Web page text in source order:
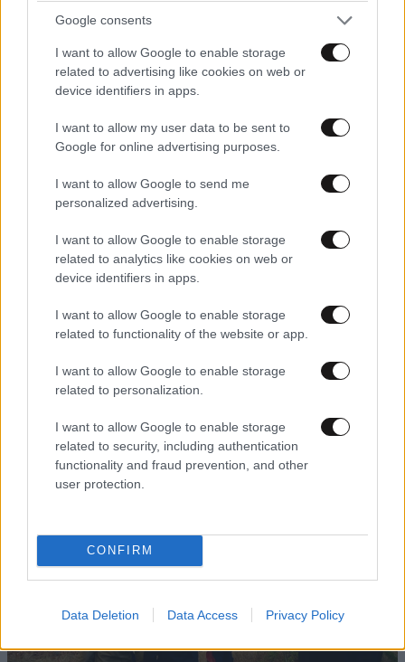
Google consents
I want to allow Google to enable storage
related to advertising like cookies on web or
device identifiers in apps.
I want to allow my user data to be sent to
Google for online advertising purposes.
I want to allow Google to send me
personalized advertising.
I want to allow Google to enable storage
related to analytics like cookies on web or
device identifiers in apps.
I want to allow Google to enable storage
related to functionality of the website or app.
I want to allow Google to enable storage
related to personalization.
I want to allow Google to enable storage
related to security, including authentication
functionality and fraud prevention, and other
user protection.
CONFIRM
Data Deletion Data Access Privacy Policy
Βίντεο από τις μικροσκοπικές δίνες στην
Εισαγγελική έρευνα για αιχμάλωτες και
κακοποιημένες χελώνες στη Θεσσαλονίκη